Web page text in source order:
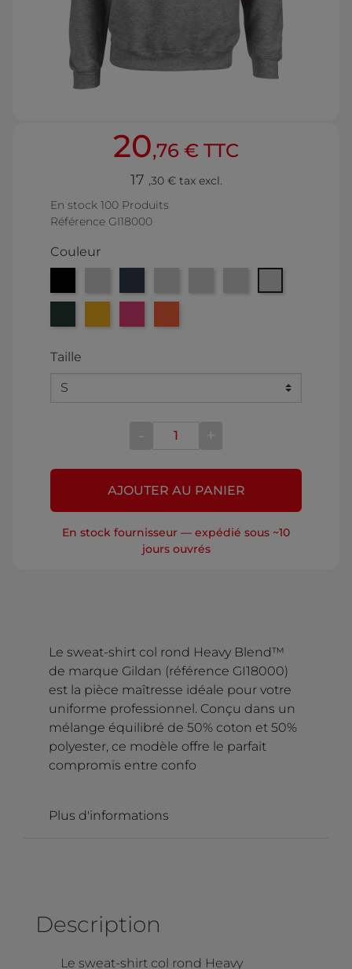
Le sweat-shirt col rond Heavy Blend™
de marque Gildan (référence GI18000)
est la pièce maîtresse idéale pour votre
uniforme professionnel. Conçu dans un
mélange équilibré de 50% coton et 50%
polyester, ce modèle offre le parfait
compromis entre confo
Plus d'informations
20,76 € TTC
17 ,30 € tax excl.
En stock 100 Produits
Référence GI18000
Couleur
BEIGEGris
Taille
AJOUTER AU PANIER
En stock fournisseur — expédié sous ~10
jours ouvrés
Description
Le sweat-shirt col rond Heavy